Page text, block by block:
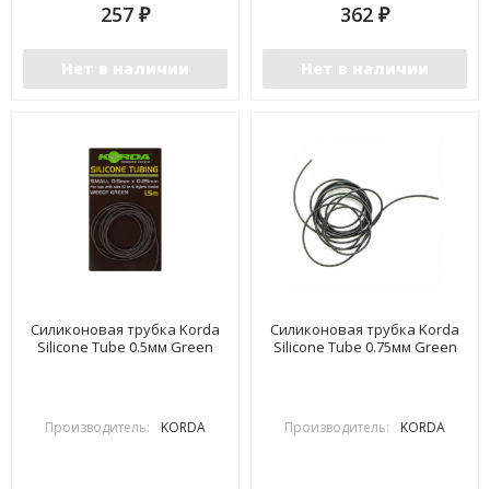
257 ₽
Нет в наличии
362 ₽
Нет в наличии
Силиконовая трубка Korda
Silicone Tube 0.5мм Green
Производитель: KORDA
Силиконовая трубка Korda
Silicone Tube 0.75мм Green
Производитель: KORDA